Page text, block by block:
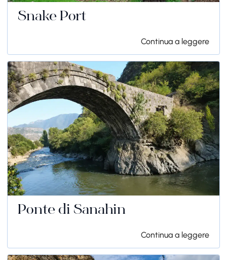
Snake Port
Continua a leggere
Ponte di Sanahin
Continua a leggere